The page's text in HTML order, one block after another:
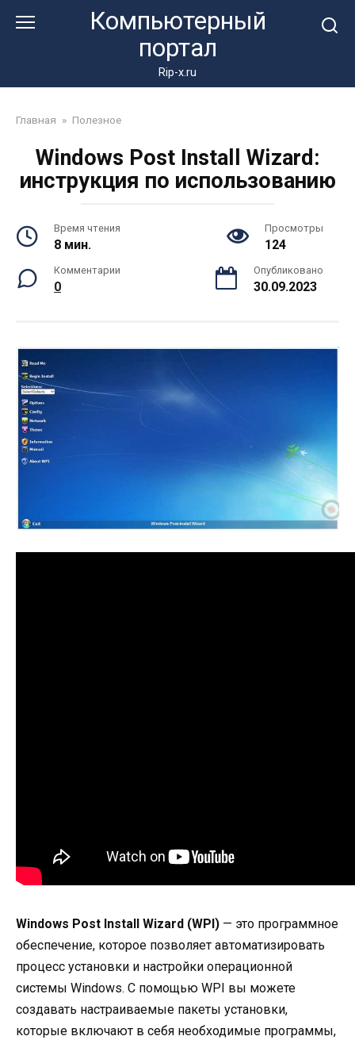
Компьютерный
портал
Rip-x.ru
Главная » Полезное
Windows Post Install Wizard:
инструкция по использованию
Время чтения
8 мин.
Просмотры
124
Комментарии
0
Опубликовано
30.09.2023
Windows Post Install Wizard (WPI) — это программное
обеспечение, которое позволяет автоматизировать
процесс установки и настройки операционной
системы Windows. С помощью WPI вы можете
создавать настраиваемые пакеты установки,
которые включают в себя необходимые программы,